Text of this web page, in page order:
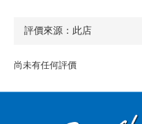
尚未有任何評價